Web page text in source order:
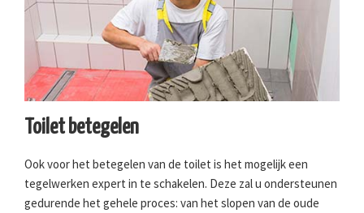
Toilet betegelen
Ook voor het betegelen van de toilet is het mogelijk een
tegelwerken expert in te schakelen. Deze zal u ondersteunen
gedurende het gehele proces: van het slopen van de oude